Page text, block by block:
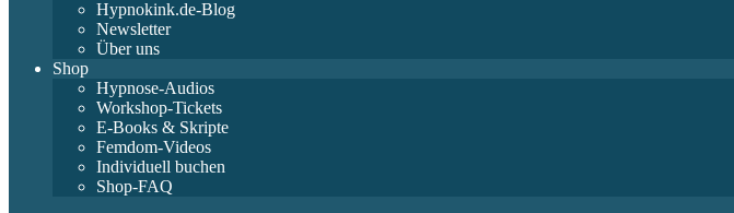
Hypnokink.de-Blog
Newsletter
Über uns
Shop
Hypnose-Audios
Workshop-Tickets
E-Books & Skripte
Femdom-Videos
Individuell buchen
Shop-FAQ